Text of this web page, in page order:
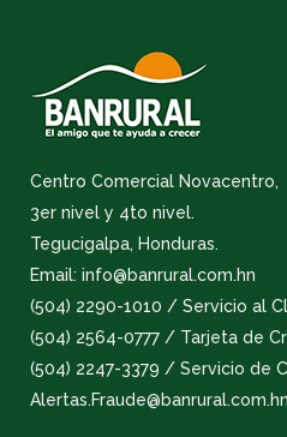
Centro Comercial Novacentro,
3er nivel y 4to nivel.
Tegucigalpa, Honduras.
Email: info@banrural.com.hn
(504) 2290-1010 / Servicio al
(504) 2564-0777 / Tarjeta de
(504) 2247-3379 / Servicio de